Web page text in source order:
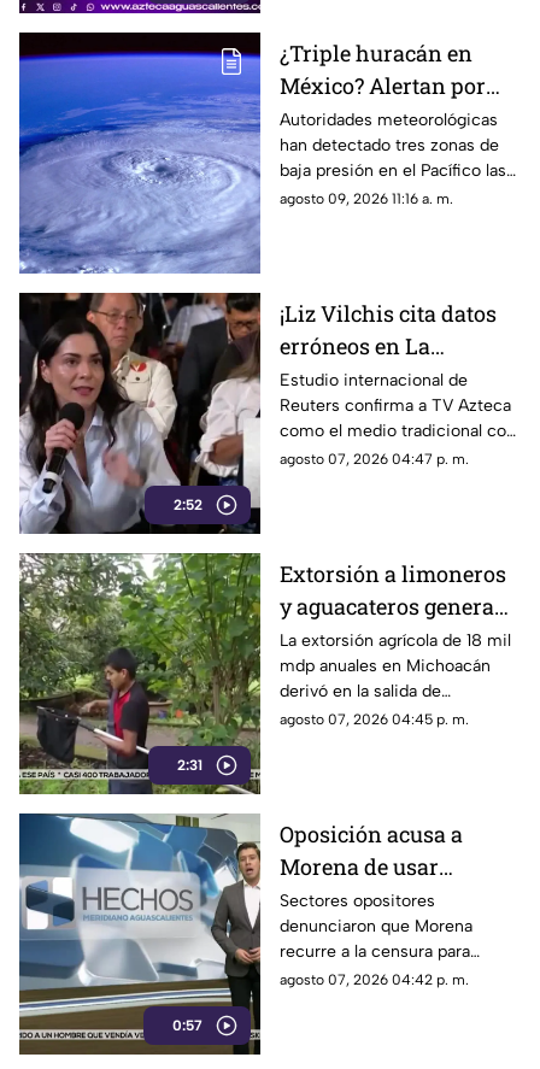
¿Triple huracán en
México? Alertan por
tres zonas en el Pacífico
con potencial ciclónico
en próximas horas
Autoridades meteorológicas
han detectado tres zonas de
baja presión en el Pacífico las
cuales podrían evolucionar en
agosto 09, 2026 11:16 a. m.
2:52
¡Liz Vilchis cita datos
erróneos en La
Mañanera: Estudio de
Reuters confirma
liderazgo de TV Azteca
en alcance y
Estudio internacional de
Reuters confirma a TV Azteca
como el medio tradicional con
mayor alcance y credibilidad
agosto 07, 2026 04:47 p. m.
2:31
Extorsión a limoneros
y aguacateros genera
pérdidas de 18 mil mdp
en Michoacán
La extorsión agrícola de 18 mil
mdp anuales en Michoacán
derivó en la salida de
inspectores de EE. UU.,
agosto 07, 2026 04:45 p. m.
0:57
Oposición acusa a
Morena de usar
censura para ocultar
seńalamientos de
narcopolítica
Sectores opositores
denunciaron que Morena
recurre a la censura para
imponer su versión oficial y
agosto 07, 2026 04:42 p. m.